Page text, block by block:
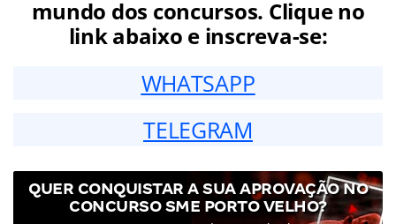
mundo dos concursos. Clique no
link abaixo e inscreva-se:
WHATSAPP
TELEGRAM
QUER CONQUISTAR A SUA APROVAÇÃO NO
CONCURSO SME PORTO VELHO?